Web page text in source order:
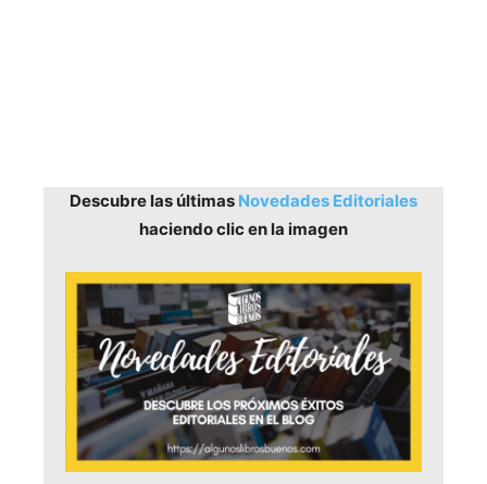
Descubre las últimas Novedades Editoriales
haciendo clic en la imagen